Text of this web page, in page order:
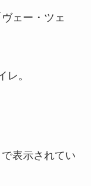
ェー・ツェ
レ。
表示されてい